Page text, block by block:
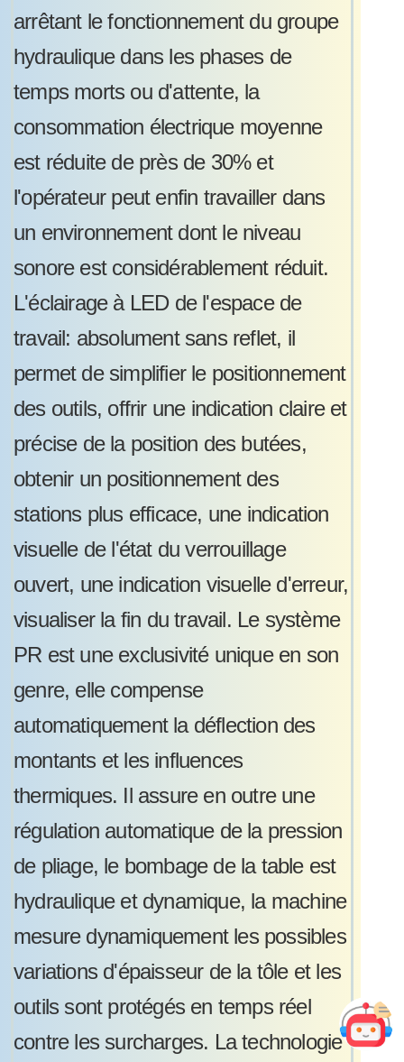
arrêtant le fonctionnement du groupe
hydraulique dans les phases de
temps morts ou d'attente, la
consommation électrique moyenne
est réduite de près de 30% et
l'opérateur peut enfin travailler dans
un environnement dont le niveau
sonore est considérablement réduit.
L'éclairage à LED de l'espace de
travail: absolument sans reflet, il
permet de simplifier le positionnement
des outils, offrir une indication claire et
précise de la position des butées,
obtenir un positionnement des
stations plus efficace, une indication
visuelle de l'état du verrouillage
ouvert, une indication visuelle d'erreur,
visualiser la fin du travail. Le système
PR est une exclusivité unique en son
genre, elle compense
automatiquement la déflection des
montants et les influences
thermiques. Il assure en outre une
régulation automatique de la pression
de pliage, le bombage de la table est
hydraulique et dynamique, la machine
mesure dynamiquement les possibles
variations d'épaisseur de la tôle et les
outils sont protégés en temps réel
contre les surcharges. La technologie